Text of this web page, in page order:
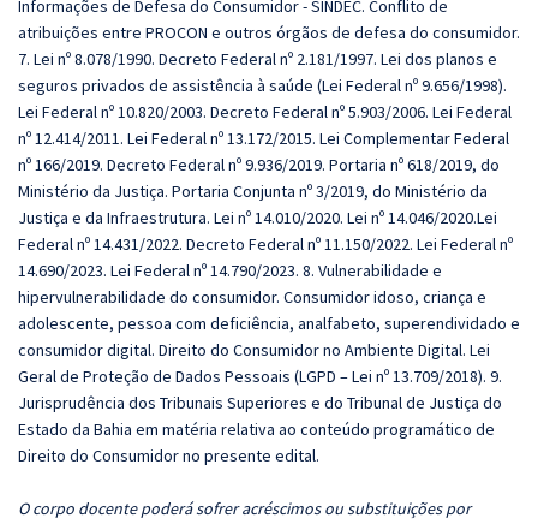
Informações de Defesa do Consumidor - SINDEC. Conflito de
atribuições entre PROCON e outros órgãos de defesa do consumidor.
7. Lei nº 8.078/1990. Decreto Federal nº 2.181/1997. Lei dos planos e
seguros privados de assistência à saúde (Lei Federal nº 9.656/1998).
Lei Federal nº 10.820/2003. Decreto Federal nº 5.903/2006. Lei Federal
nº 12.414/2011. Lei Federal nº 13.172/2015. Lei Complementar Federal
nº 166/2019. Decreto Federal nº 9.936/2019. Portaria nº 618/2019, do
Ministério da Justiça. Portaria Conjunta nº 3/2019, do Ministério da
Justiça e da Infraestrutura. Lei nº 14.010/2020. Lei nº 14.046/2020.Lei
Federal nº 14.431/2022. Decreto Federal nº 11.150/2022. Lei Federal nº
14.690/2023. Lei Federal nº 14.790/2023. 8. Vulnerabilidade e
hipervulnerabilidade do consumidor. Consumidor idoso, criança e
adolescente, pessoa com deficiência, analfabeto, superendividado e
consumidor digital. Direito do Consumidor no Ambiente Digital. Lei
Geral de Proteção de Dados Pessoais (LGPD – Lei nº 13.709/2018). 9.
Jurisprudência dos Tribunais Superiores e do Tribunal de Justiça do
Estado da Bahia em matéria relativa ao conteúdo programático de
Direito do Consumidor no presente edital.
O corpo docente poderá sofrer acréscimos ou substituições por